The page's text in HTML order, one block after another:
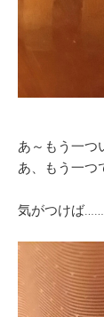
あ～もう一つ
あ、もう一つ
気がつけば